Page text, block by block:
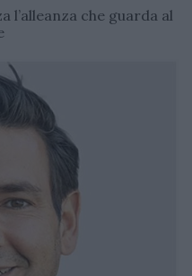
che guarda al